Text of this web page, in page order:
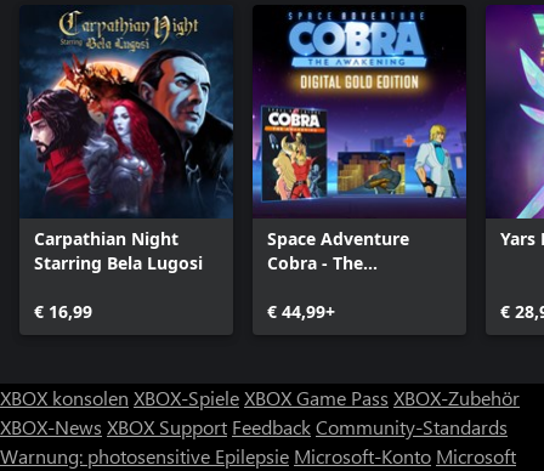
Carpathian Night
Starring Bela Lugosi
€ 16,99
Space Adventure
Cobra - The
Edition
€ 44,99+
Yars
€
XBOX konsolen XBOX-SpieleXBOX Game Pass XBOX-Zubehör
XBOX-News XBOX Support FeedbackCommunity-Standards
Warnung: photosensitive Epilepsie Microsoft-Konto Microsoft